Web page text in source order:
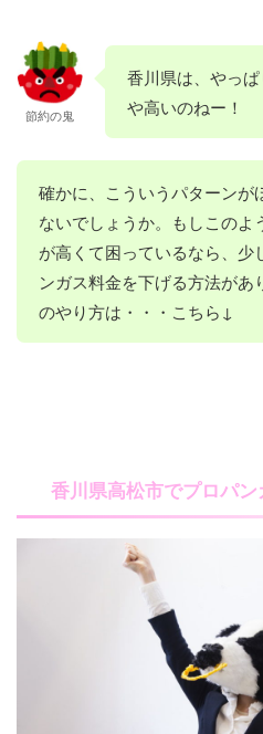
節約の鬼
香川県は、やっ
や高いのねー！
確かに、こういうパターンが
ないでしょうか。もしこのよ
が高くて困っているなら、少
ンガス料金を下げる方法があ
のやり方は・・・こちら↓
香川県高松市でプロパ